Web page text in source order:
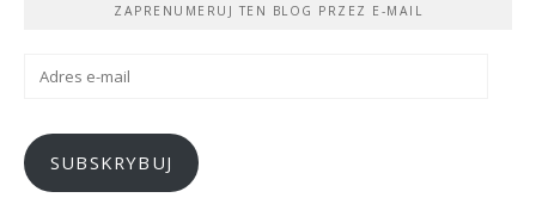
ZAPRENUMERUJ TEN BLOG PRZEZ E-MAIL
Adres
SUBSKRYBUJ